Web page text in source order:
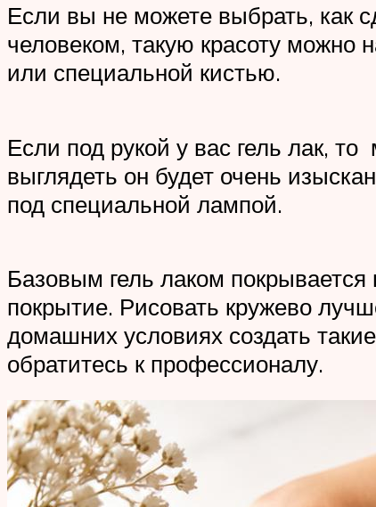
Если вы не можете выбрать, как
человеком, такую красоту можно
или специальной кистью.
Если под рукой у вас гель лак,
выглядеть он будет очень
под специальной лампой.
Базовым гель лаком
покрытие. Рисовать кружево
домашних условиях создать
обратитесь к профессионалу.